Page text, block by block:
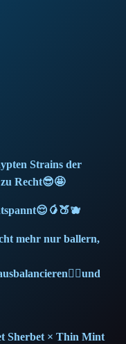
Strains der
Recht😎🤩
mehr nur ballern,
Sherbet × Thin Mint